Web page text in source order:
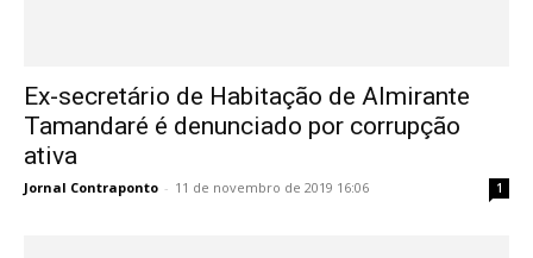
Ex-secretário de Habitação de Almirante
Tamandaré é denunciado por corrupção
ativa
Jornal Contraponto - 11 de novembro de 2019 16:06 1